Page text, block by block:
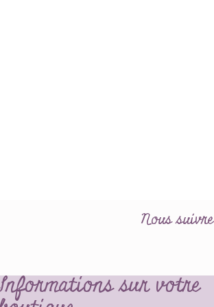
Nous suivre
sur votre